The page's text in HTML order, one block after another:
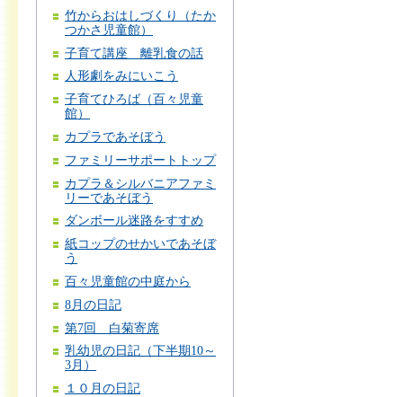
竹からおはしづくり（たか
つかさ児童館）
子育て講座 離乳食の話
人形劇をみにいこう
子育てひろば（百々児童
館）
カプラであそぼう
ファミリーサポートトップ
カプラ＆シルバニアファミ
リーであそぼう
ダンボール迷路をすすめ
紙コップのせかいであそぼ
う
百々児童館の中庭から
8月の日記
第7回 白菊寄席
乳幼児の日記（下半期10～
3月）
１０月の日記